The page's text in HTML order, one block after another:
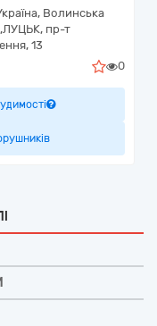
, Волинська
ЛУЦЬК, пр-т
13
0